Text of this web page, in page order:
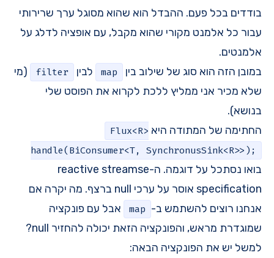
בודדים בכל פעם. ההבדל הוא שהוא מסוגל ערך שרירותי
עבור כל אלמנט מקורי שהוא מקבל, עם אופציה לדלג על
אלמנטים.
במובן הזה הוא סוג של שילוב בין
map לבין filter
(מי
שלא מכיר אני ממליץ ללכת לקרוא את הפוסט שלי
בנושא).
החתימה של המתודה היא Flux<R>
handle(BiConsumer<T, SynchronusSink<R>>);
בואו נסתכל על דוגמה. ה-reactive streamse
specification
אוסר על ערכי null ברצף. מה יקרה אם
אנחנו רוצים להשתמש ב- map
אבל עם פונקציה
שמוגדרת מראש, והפונקציה הזאת יכולה להחזיר null?
למשל יש את הפונקציה הבאה: